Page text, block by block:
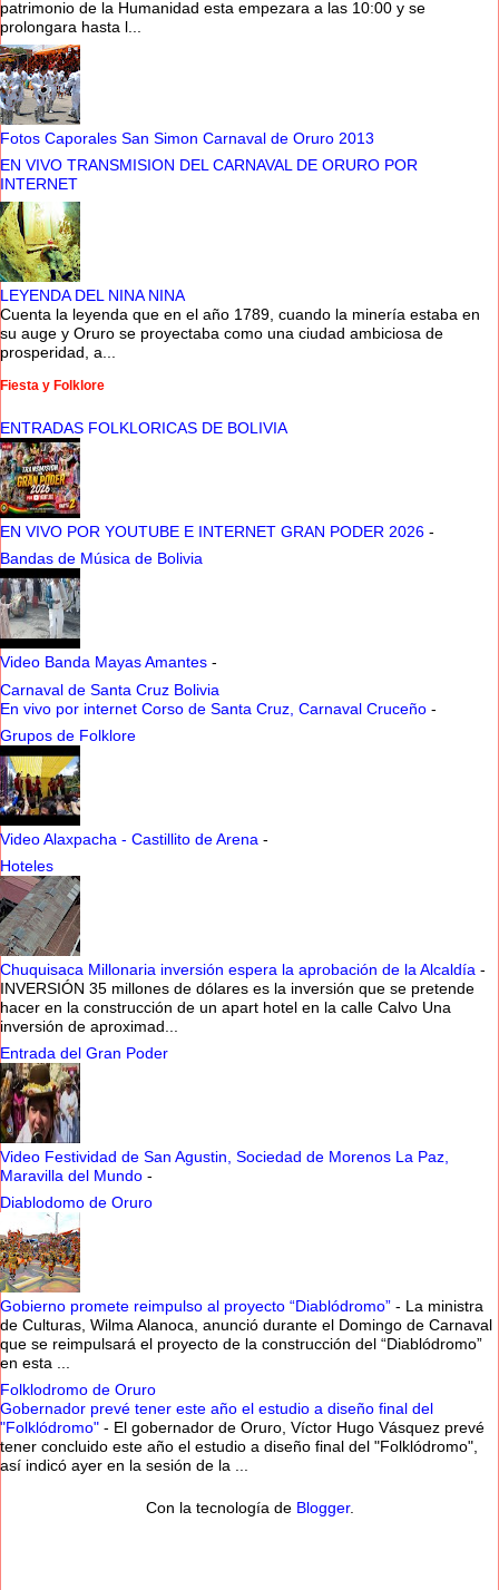
patrimonio de la Humanidad esta empezara a las 10:00 y se
prolongara hasta l...
Fotos Caporales San Simon Carnaval de Oruro 2013
EN VIVO TRANSMISION DEL CARNAVAL DE ORURO POR
INTERNET
LEYENDA DEL NINA NINA
Cuenta la leyenda que en el año 1789, cuando la minería estaba en
su auge y Oruro se proyectaba como una ciudad ambiciosa de
prosperidad, a...
Fiesta y Folklore
ENTRADAS FOLKLORICAS DE BOLIVIA
EN VIVO POR YOUTUBE E INTERNET GRAN PODER 2026 -
Bandas de Música de Bolivia
Video Banda Mayas Amantes -
Carnaval de Santa Cruz Bolivia
En vivo por internet Corso de Santa Cruz, Carnaval Cruceño -
Grupos de Folklore
Video Alaxpacha - Castillito de Arena -
Hoteles
Chuquisaca Millonaria inversión espera la aprobación de la Alcaldía -
INVERSIÓN 35 millones de dólares es la inversión que se pretende
hacer en la construcción de un apart hotel en la calle Calvo Una
inversión de aproximad...
Entrada del Gran Poder
Video Festividad de San Agustin, Sociedad de Morenos La Paz,
Maravilla del Mundo -
Diablodomo de Oruro
Gobierno promete reimpulso al proyecto “Diablódromo” - La ministra
de Culturas, Wilma Alanoca, anunció durante el Domingo de Carnaval
que se reimpulsará el proyecto de la construcción del “Diablódromo”
en esta ...
Folklodromo de Oruro
Gobernador prevé tener este año el estudio a diseño final del
"Folklódromo" - El gobernador de Oruro, Víctor Hugo Vásquez prevé
tener concluido este año el estudio a diseño final del "Folklódromo",
así indicó ayer en la sesión de la ...
Con la tecnología de Blogger.